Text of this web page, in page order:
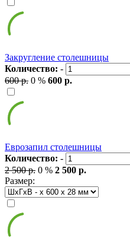
Закругление столешницы
Количество: -
600 р. 0 % 600 р.
Еврозапил столешницы
Количество: -
2 500 р. 0 % 2 500 р.
Размер: